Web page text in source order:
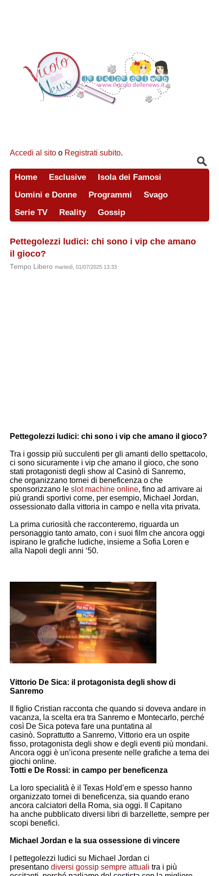
Accedi al sito o Registrati subito.
Home Esclusive
Isola dei Famosi
Uomini e Donne
Programmi
Svago
Serie TV
Reality Gossip
Pettegolezzi ludici: chi sono i vip che amano
il gioco?
Tempo Libero martedì, 01/07/2025 13:33
Pettegolezzi ludici: chi sono i vip che amano il gioco?
Tra i gossip più succulenti per gli amanti dello spettacolo,
ci sono sicuramente i vip che amano il gioco, che sono
stati protagonisti degli show al Casinò di Sanremo,
che organizzano tornei di beneficenza o che
sponsorizzano le slot machine online, fino ad arrivare ai
più grandi sportivi come, per esempio, Michael Jordan,
ossessionato dalla vittoria in campo e nella vita privata.
La prima curiosità che racconteremo, riguarda un
personaggio tanto amato, con i suoi film che ancora oggi
ispirano le grafiche ludiche, insieme a Sofia Loren e
alla Napoli degli anni ‘50.
Vittorio De Sica: il protagonista degli show di
Sanremo
Il figlio Cristian racconta che quando si doveva andare in
vacanza, la scelta era tra Sanremo e Montecarlo, perché
così De Sica poteva fare una puntatina al
casinò. Soprattutto a Sanremo, Vittorio era un ospite
fisso, protagonista degli show e degli eventi più mondani.
Ancora oggi è un’icona presente nelle grafiche a tema dei
giochi online.
Totti e De Rossi: in campo per beneficenza
La loro specialità è il Texas Hold’em e spesso hanno
organizzato tornei di beneficenza, sia quando erano
ancora calciatori della Roma, sia oggi. Il Capitano
ha anche pubblicato diversi libri di barzellette, sempre per
scopi benefici.
Michael Jordan e la sua ossessione di vincere
I pettegolezzi ludici su Michael Jordan ci
presentano diversi gossip sempre attuali tra i più